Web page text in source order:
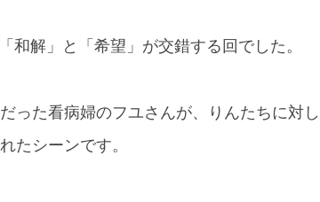
解」と「希望」が交錯する回でした。
った看病婦のフユさんが、りんたちに対し
たシーンです。